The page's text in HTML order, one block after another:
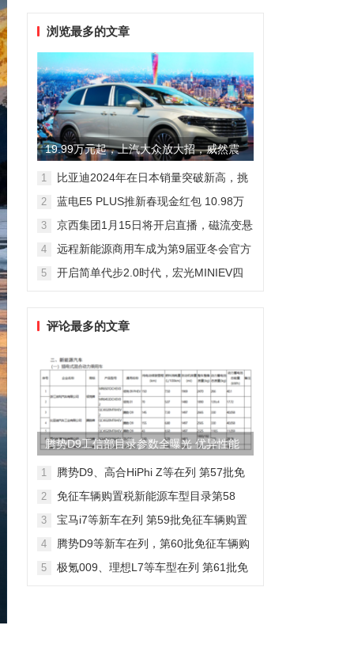
浏览最多的文章
19.99万元起，上汽大众放大招，威然震
撼全场
1
比亚迪2024年在日本销量突破新高，挑
2
蓝电E5 PLUS推新春现金红包 10.98万
3
京西集团1月15日将开启直播，磁流变悬
4
远程新能源商用车成为第9届亚冬会官方
线
5
开启简单代步2.0时代，宏光MINIEV四
评论最多的文章
腾势D9工信部目录参数全曝光 优异性能
得以印证
1
腾势D9、高合HiPhi Z等在列 第57批免
2
免征车辆购置税新能源车型目录第58
3
宝马i7等新车在列 第59批免征车辆购置
4
腾势D9等新车在列，第60批免征车辆购
5
极氪009、理想L7等车型在列 第61批免